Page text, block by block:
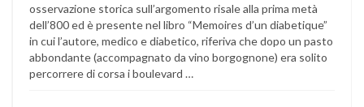
osservazione storica sull’argomento risale alla prima metà
dell’800 ed è presente nel libro “Memoires d’un diabetique”
in cui l’autore, medico e diabetico, riferiva che dopo un pasto
abbondante (accompagnato da vino borgognone) era solito
percorrere di corsa i boulevard …